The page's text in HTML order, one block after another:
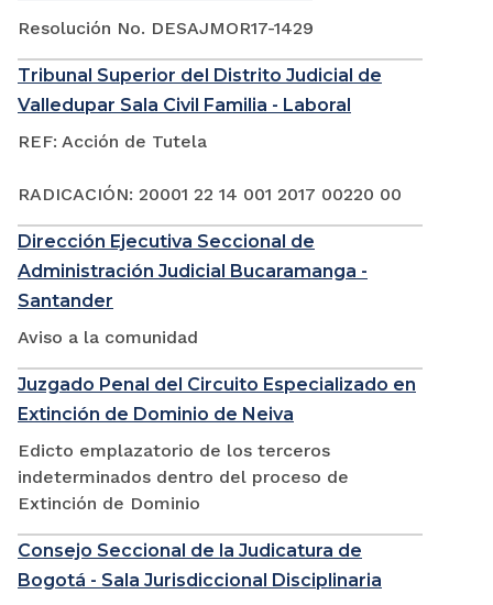
Resolución No. DESAJMOR17-1429
Tribunal Superior del Distrito Judicial de
Valledupar Sala Civil Familia - Laboral
REF: Acción de Tutela
RADICACIÓN: 20001 22 14 001 2017 00220 00
Dirección Ejecutiva Seccional de
Administración Judicial Bucaramanga -
Santander
Aviso a la comunidad
Juzgado Penal del Circuito Especializado en
Extinción de Dominio de Neiva
Edicto emplazatorio de los terceros
indeterminados dentro del proceso de
Extinción de Dominio
Consejo Seccional de la Judicatura de
Bogotá - Sala Jurisdiccional Disciplinaria